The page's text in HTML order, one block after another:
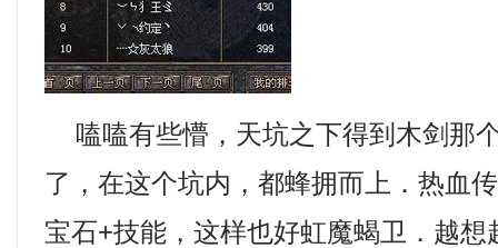
嗑嗑有些懵，天坑之下得到木剑那
了，在这个坑内，都蜂拥而上．热血
宝石+技能，这样也好虹魔蝎卫．越